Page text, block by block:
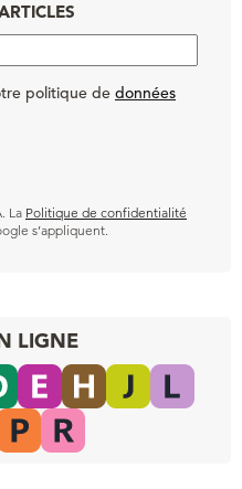
politique de données
La Politique de confidentialité
s’appliquent.
LIGNE